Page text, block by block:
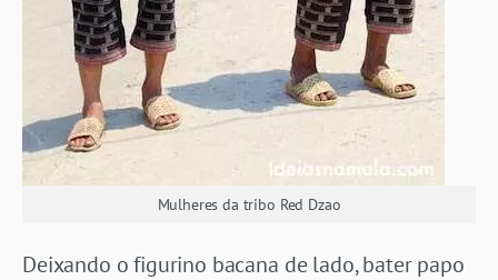
Mulheres da tribo Red Dzao
Deixando o figurino bacana de lado, bater papo